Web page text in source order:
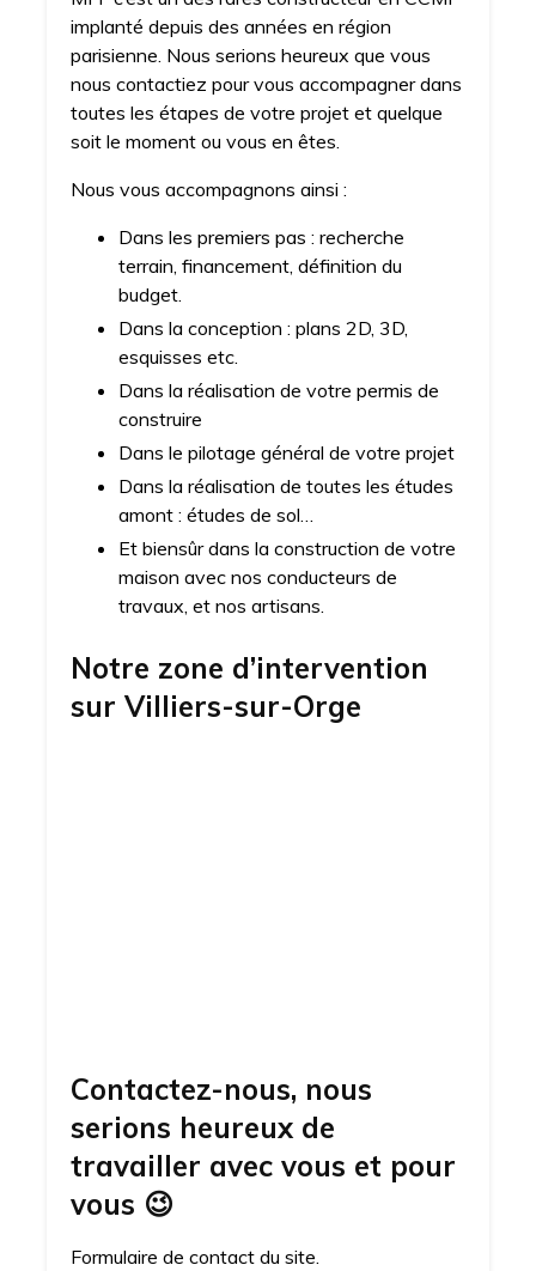
implanté depuis des années en région
parisienne. Nous serions heureux que vous
nous contactiez pour vous accompagner dans
toutes les étapes de votre projet et quelque
soit le moment ou vous en êtes.
Nous vous accompagnons ainsi :
Dans les premiers pas : recherche
terrain, financement, définition du
budget.
Dans la conception : plans 2D, 3D,
esquisses etc.
Dans la réalisation de votre permis de
construire
Dans le pilotage général de votre projet
Dans la réalisation de toutes les études
amont : études de sol…
Et biensûr dans la construction de votre
maison avec nos conducteurs de
travaux, et nos artisans.
Notre zone d’intervention
sur Villiers-sur-Orge
Contactez-nous, nous
serions heureux de
travailler avec vous et pour
vous 😉
Formulaire de contact du site.